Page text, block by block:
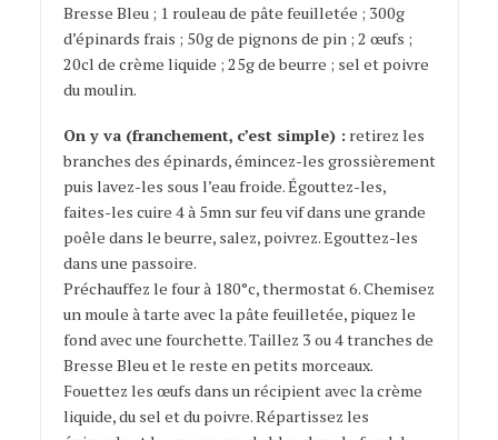
Bresse Bleu ; 1 rouleau de pâte feuilletée ; 300g
d’épinards frais ; 50g de pignons de pin ; 2 œufs ;
20cl de crème liquide ; 25g de beurre ; sel et poivre
du moulin.
On y va (franchement, c’est simple) : retirez les
branches des épinards, émincez-les grossièrement
puis lavez-les sous l’eau froide. Égouttez-les,
faites-les cuire 4 à 5mn sur feu vif dans une grande
poêle dans le beurre, salez, poivrez. Egouttez-les
dans une passoire.
Préchauffez le four à 180°c, thermostat 6. Chemisez
un moule à tarte avec la pâte feuilletée, piquez le
fond avec une fourchette. Taillez 3 ou 4 tranches de
Bresse Bleu et le reste en petits morceaux.
Fouettez les œufs dans un récipient avec la crème
liquide, du sel et du poivre. Répartissez les